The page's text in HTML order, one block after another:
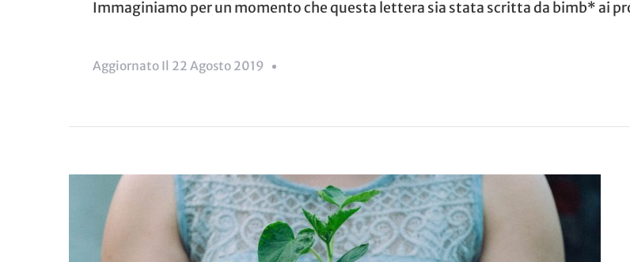
Immaginiamo per un momento che questa lettera sia stata scritta da bimb* ai
Aggiornato Il 22 Agosto 2019